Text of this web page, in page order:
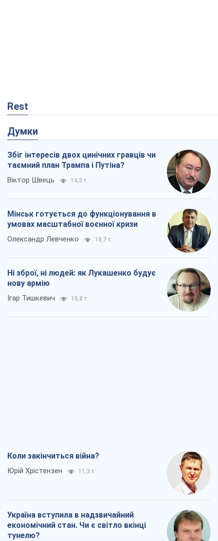
Rest
Думки
Збіг інтересів двох цинічних гравців чи
таємний план Трампа і Путіна?
Віктор Швець 14,3 т.
Мінськ готується до функціонування в
умовах масштабної воєнної кризи
Олександр Левченко 18,7 т.
Ні зброї, ні людей: як Лукашенко будує
нову армію
Ігар Тишкевич 15,8 т.
Коли закінчиться війна?
Юрій Хрістензен 11,3 т.
Україна вступила в надзвичайний
економічний стан. Чи є світло вкінці
тунелю?